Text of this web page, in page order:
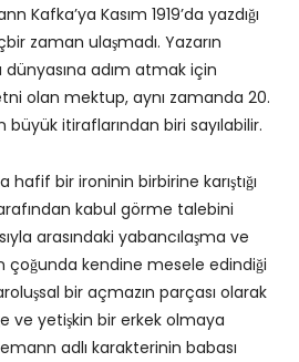
Kafka’ya Kasım 1919’da yazdığı
zaman ulaşmadı. Yazarın
dünyasına adım atmak için
olan mektup, aynı zamanda 20.
itiraflarından biri sayılabilir.
hafif bir ironinin birbirine karıştığı
kabul görme talebini
arasındaki yabancılaşma ve
çoğunda kendine mesele edindiği
bir açmazın parçası olarak
ve yetişkin bir erkek olmaya
adlı karakterinin babası